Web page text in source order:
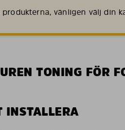
produkterna, vänligen välj din
TONING FÖR
INSTALLERA